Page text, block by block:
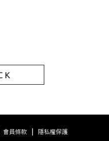
會員條款 隱私權保護